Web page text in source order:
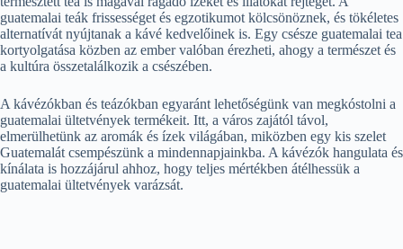
guatemalai teák frissességet és egzotikumot kölcsönöznek, és tökéletes
alternatívát nyújtanak a kávé kedvelőinek is. Egy csésze guatemalai tea
kortyolgatása közben az ember valóban érezheti, ahogy a természet és
a kultúra összetalálkozik a csészében.
A kávézókban és teázókban egyaránt lehetőségünk van megkóstolni a
guatemalai ültetvények termékeit. Itt, a város zajától távol,
elmerülhetünk az aromák és ízek világában, miközben egy kis szelet
Guatemalát csempészünk a mindennapjainkba. A kávézók hangulata és
kínálata is hozzájárul ahhoz, hogy teljes mértékben átélhessük a
guatemalai ültetvények varázsát.